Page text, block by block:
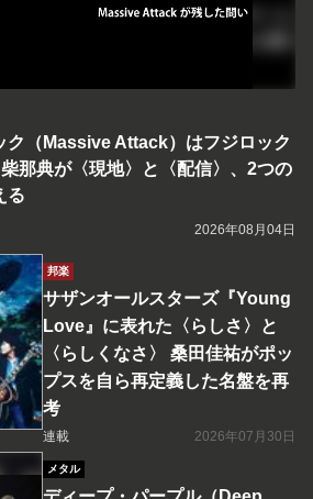
ク（Massive Attack）はフジロック
那典が〈現地〉と〈配信〉、2つの
る
2026年08月04日
邦楽
サザンオールスターズ『Young
Love』に表れた〈らしさ〉と
〈らしくなさ〉 桑田佳祐がポッ
プスを自ら再定義した名盤を再
考
連載 2026年07月30日
メタル